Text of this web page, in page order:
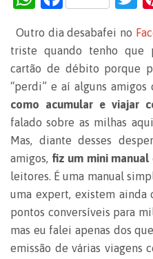
at
s
A
p
p
c
e
b
o
o
k
Outro dia desabafei no
triste quando tenho que
cartão de débito porque
“perdi” e aí alguns amigos
como acumular e viajar
falado sobre as milhas
Mas, diante desses
amigos, fiz um mini manual
leitores. É uma manual
uma expert, existem ainda
pontos conversíveis para
mas eu falei apenas dos
emissão de várias viagens